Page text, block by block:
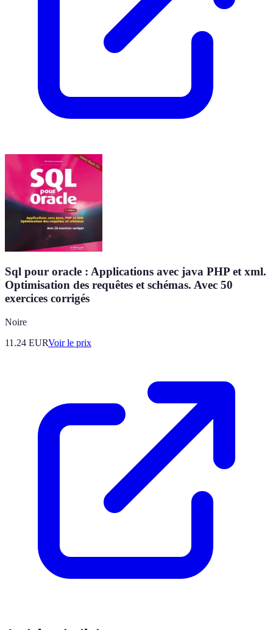
Sql pour oracle : Applications avec java PHP et xml.
Optimisation des requêtes et schémas. Avec 50
exercices corrigés
Noire
11.24 EURVoir le prix